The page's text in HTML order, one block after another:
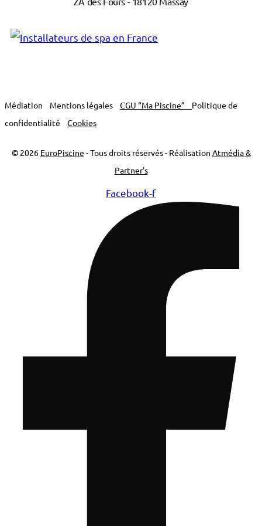
Médiation Mentions légales CGU “Ma Piscine” Politique de
confidentialité
Cookies
© 2026 EuroPiscine - Tous droits réservés - Réalisation Atmédia &
Partner's
Facebook-f